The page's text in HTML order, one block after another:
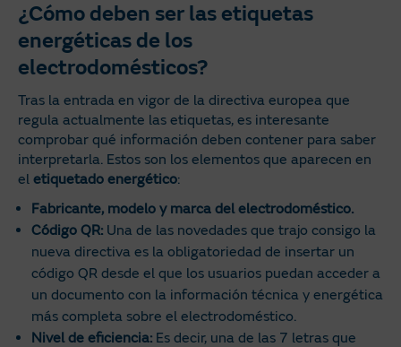
¿Cómo deben ser las etiquetas
energéticas de los
electrodomésticos?
Tras la entrada en vigor de la directiva europea que
regula actualmente las etiquetas, es interesante
comprobar qué información deben contener para saber
interpretarla. Estos son los elementos que aparecen en
el etiquetado energético:
Fabricante, modelo y marca del electrodoméstico.
Código QR: Una de las novedades que trajo consigo la
nueva directiva es la obligatoriedad de insertar un
código QR desde el que los usuarios puedan acceder a
un documento con la información técnica y energética
más completa sobre el electrodoméstico.
Nivel de eficiencia: Es decir, una de las 7 letras que